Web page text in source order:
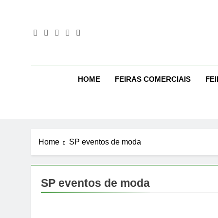
HOME
FEIRAS COMERCIAIS
Home SP eventos de moda
SP eventos de moda